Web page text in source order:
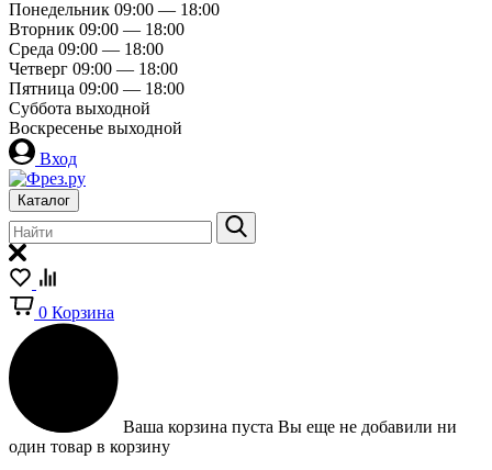
Понедельник 09:00 — 18:00
Вторник 09:00 — 18:00
Среда 09:00 — 18:00
Четверг 09:00 — 18:00
Пятница 09:00 — 18:00
Суббота выходной
Воскресенье выходной
Вход
Каталог
0 Корзина
Ваша корзина пуста Вы еще не добавили ни
один товар в корзину